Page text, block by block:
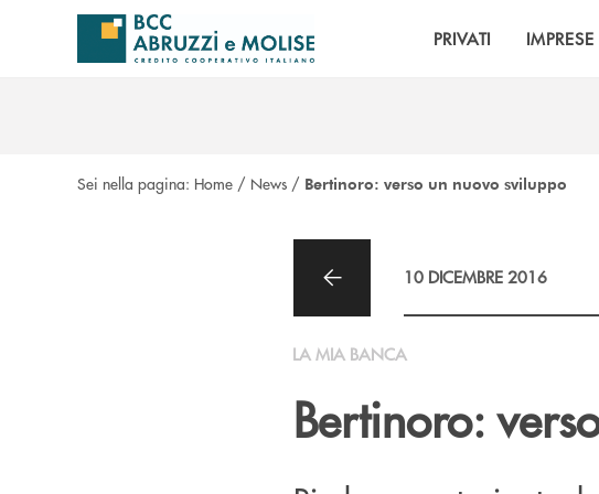
Salta al contenuto principale
PRIVATI IMPRESE
Sei nella pagina: Home / News / Bertinoro: verso un nuovo sviluppo
10 DICEMBRE 2016
LA MIA BANCA
Bertinoro: